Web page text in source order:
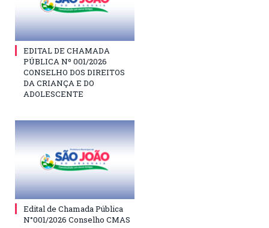
EDITAL DE CHAMADA
PÚBLICA Nº 001/2026
CONSELHO DOS DIREITOS
DA CRIANÇA E DO
ADOLESCENTE
Edital de Chamada Pública
N°001/2026 Conselho CMAS